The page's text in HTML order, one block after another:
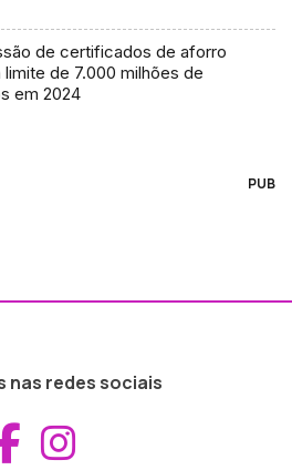
de certificados de aforro
limite de 7.000 milhões de
em 2024
PUB
nas redes sociais
Aceder ao